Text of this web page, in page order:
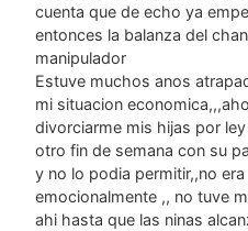
cuenta que de echo ya
entonces la balanza del
manipulador
Estuve muchos anos
mi situacion
divorciarme mis hijas por
otro fin de semana con su
y no lo podia permitir,,no
emocionalmente ,, no tuve
ahi hasta que las ninas